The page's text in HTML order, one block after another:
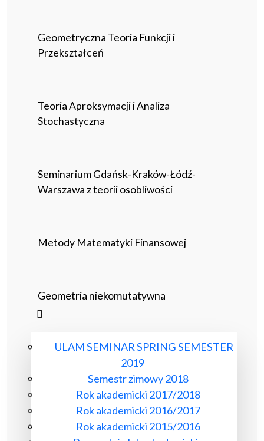
Geometryczna Teoria Funkcji i
Przekształceń
Teoria Aproksymacji i Analiza
Stochastyczna
Seminarium Gdańsk-Kraków-Łódź-
Warszawa z teorii osobliwości
Metody Matematyki Finansowej
Geometria niekomutatywna
ULAM SEMINAR SPRING SEMESTER
2019
Semestr zimowy 2018
Rok akademicki 2017/2018
Rok akademicki 2016/2017
Rok akademicki 2015/2016